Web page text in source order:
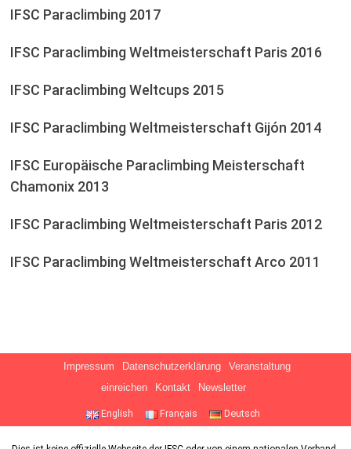
IFSC Paraclimbing 2017
IFSC Paraclimbing Weltmeisterschaft Paris 2016
IFSC Paraclimbing Weltcups 2015
IFSC Paraclimbing Weltmeisterschaft Gijón 2014
IFSC Europäische Paraclimbing Meisterschaft
Chamonix 2013
IFSC Paraclimbing Weltmeisterschaft Paris 2012
IFSC Paraclimbing Weltmeisterschaft Arco 2011
Impressum Datenschutzerklärung
Veranstaltung
einreichen
Kontakt Newsletter
English Français Deutsch